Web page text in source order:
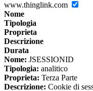
www.thinglink.com
Nome
Tipologia
Proprieta
Descrizione
Durata
Nome: JSESSIONID
Tipologia: analitico
Proprieta: Terza Parte
Descrizione: Cookie di